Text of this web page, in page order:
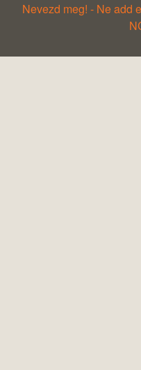
Nevezd meg! - Ne add